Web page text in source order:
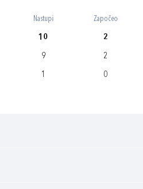
Nastupi Započeo
10 2
9 2
1 0